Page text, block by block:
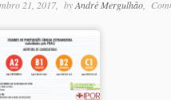
21, 2017 byAndré Mergulhão